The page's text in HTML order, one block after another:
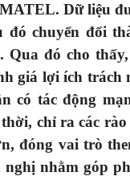
Dữ liệu
đó chuyển đổi
Qua đó cho thấy,
giá lợi ích trách
có tác động
thời, chỉ racác
đóng vai trò
nghị nhằm góp